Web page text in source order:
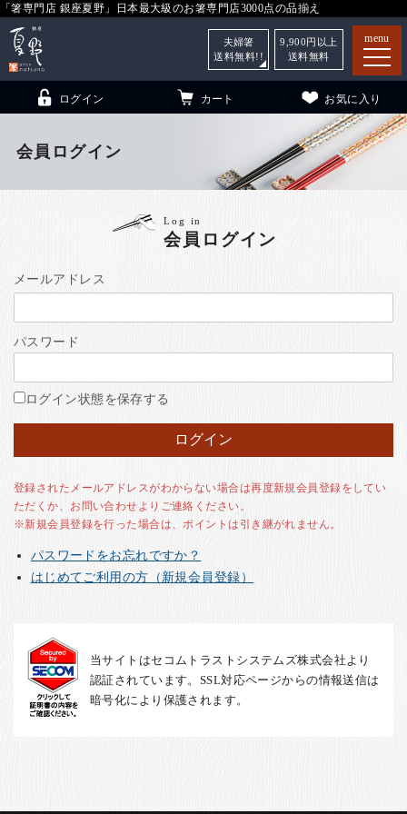
「箸専門店 銀座夏野」日本最大級のお箸専門店3000点の品揃え
menu
（贈答用・自宅用）
銀座夏野・箸長
ご利用ガイド
お客様の声
お知らせ
English
ログイン カート お気に入り
夫婦箸
送料無料!!
9,900 円以上
送料無料
会員ログイン
Log in
会員ログイン
メールアドレス
パスワード
ログイン状態を保存する
登録されたメールアドレスがわからない場合は再度新規会員登録をしてい
ただくか、お問い合わせよりご連絡ください。
※新規会員登録を行った場合は、ポイントは引き継がれません。
パスワードをお忘れですか？
はじめてご利用の方（新規会員登録）
当サイトはセコムトラストシステムズ株式会社より
認証されています。SSL対応ページからの情報送信は
暗号化により保護されます。